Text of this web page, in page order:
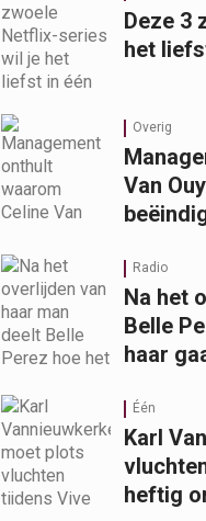
Deze 3
het
Overig
Van
Radio
Na het
Belle
haar
Één
Karl
heftig